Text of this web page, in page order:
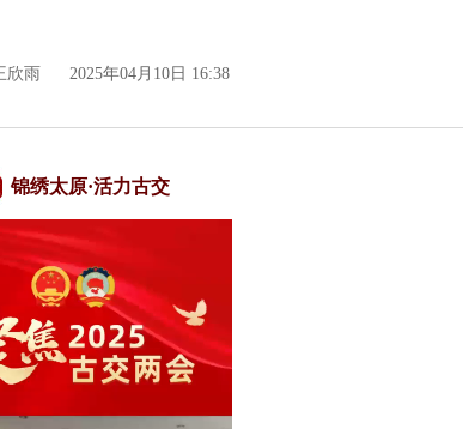
欣雨 2025年04月10日 16:38
锦绣太原·活力古交